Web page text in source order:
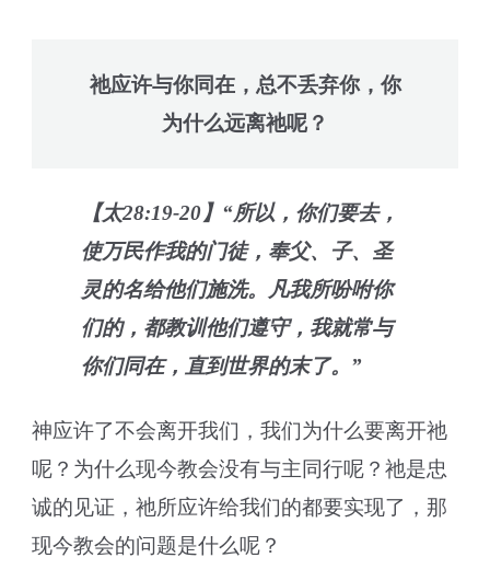
祂应许与你同在，总不丢弃你，你
为什么远离祂呢？
【太28:19-20】“所以，你们要去，
使万民作我的门徒，奉父、子、圣
灵的名给他们施洗。凡我所吩咐你
们的，都教训他们遵守，我就常与
你们同在，直到世界的末了。”
神应许了不会离开我们，我们为什么要离开祂
呢？为什么现今教会没有与主同行呢？祂是忠
诚的见证，祂所应许给我们的都要实现了，那
现今教会的问题是什么呢？